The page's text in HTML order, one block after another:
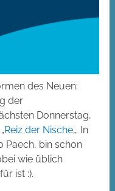
des Neuen:
der
Donnerstag,
Reiz der Nische„. In
Paech, bin schon
wie üblich
ist :).